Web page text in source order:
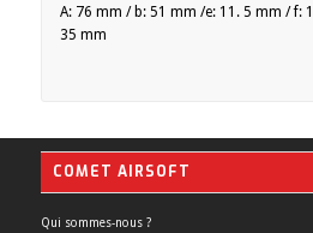
A: 76 mm / b: 51 mm /e: 11. 5 mm / f:
35 mm
COMET AIRSOFT
Qui sommes-nous ?